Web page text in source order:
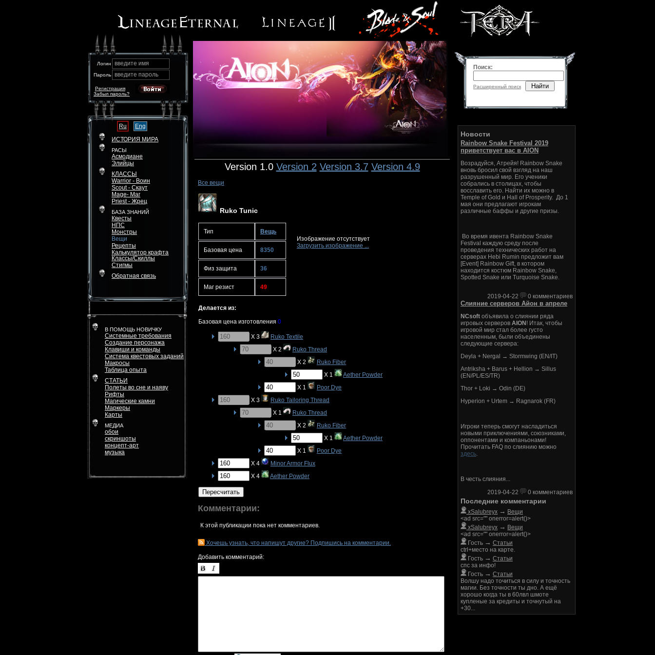
Логин введите имя
Пароль введите пароль
Забыл пароль?
Регистрация
Ru
Eng
ИСТОРИЯ МИРА
РАСЫ
Асмодиане
Элийцы
КЛАССЫ
Warrior - Воин
Scout - Скаут
Mage- Маг
Priest - Жрец
БАЗА ЗНАНИЙ
Квесты
НПС
Монстры
Вещи
Рецепты
Калькулятор крафта
Классы/Скиллы
Стигмы
Обратная связь
В ПОМОЩЬ НОВИЧКУ
Системные требования
Создание персонажа
Клавиши и команды
Система квестовых заданий
Макросы
Таблица опыта
СТАТЬИ
Полеты во сне и наяву
Рифты
Магические камни
Маркеры
Карты
МЕДИА
обои
скриншоты
концепт-арт
музыка
Version 1.0 Version 2 Version 3.7 Version 4.9
Все вещи
Ruko Tunic
Тип Вещь
Базовая цена 8350
Физ защита 36
Маг резист 49
Изображение отсутствует
Загрузить изображение ...
Делается из:
Базовая цена изготовления 0
X 3
Ruko Textile
X 2
Ruko Thread
X 2
Ruko Fiber
X 1
Aether Powder
X 1
Poor Dye
X 3
Ruko Tailoring Thread
X 1
Ruko Thread
X 2
Ruko Fiber
X 1
Aether Powder
X 1
Poor Dye
X 4
Minor Armor Flux
X 4
Aether Powder
Пересчитать
Комментарии:
К этой публикации пока нет комментариев.
Хочешь узнать, что напишут другие? Подпишись на комментарии.
Добавить комментарий:
Поиск:
Расширенный поиск Найти
Новости
Rainbow Snake Festival 2019
приветствует вас в AION
Возрадуйся, Атрейя! Rainbow Snake
вновь бросил свой взгляд на наш
разрушенный мир. Его ученики
собрались в столицах, чтобы
восславить его. Найти их можно в
Temple of Gold и Hall of Prosperity. До 1
мая они предлагают игрокам
различные баффы и другие призы.
Во время ивента Rainbow Snake
Festival каждую среду после
проведения технических работ на
серверах Hebi Rumin предложит вам
[Event] Rainbow Gift, в котором
находится костюм Rainbow Snake,
Spotted Snake или Turquoise Snake.
2019-04-22 0 комментариев
Слияние серверов Айон в апреле
NCsoft объявила о слиянии ряда
игровых серверов AION ! Итак, чтобы
игровой мир стал более густо
населенным, были объединены
следующие сервера:
Deyla + Nergal → Stormwing (EN/IT)
Antriksha + Barus + Hellion → Sillus
(EN/PL/ES/TR)
Thor + Loki → Odin (DE)
Hyperion + Urtem → Ragnarok (FR)
Игроки теперь смогут насладиться
новыми приключениями, союзниками,
оппонентами и компаньонами!
Прочитать FAQ по слиянию можно
здесь.
В честь слияния...
2019-04-22
0 комментариев
Последние комментарии
xSalubreyx → Вещи
<ad src="" onerror=alert()>
xSalubreyx → Вещи
<ad src="" onerror=alert()>
Гость → Статьи
ctrl+место на карте.
Гость → Статьи
спс за инфо!
Гость → Статьи
Волшу надо точиться в силу и точность
магии. Без точности ты дно. А ещё
хорошо когда ты в 60лвл шмоте
купленые за кредиты и точнутый на
+30...